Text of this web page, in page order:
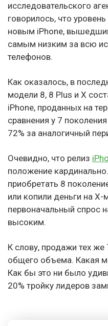
исследовательского
говорилось, что
новым iPhone,
самым низким за всю
телефонов.
Как оказалось, в
модели 8, 8 Plus и X
iPhone, проданных на
сравнения у 7
72% за аналогичный
Очевидно, что релиз
положение
приобретать 8
или копили деньги на
первоначальный спрос
высоким.
К слову, продажи тех же
общего объема. Какая
Как бы это ни было
20% тройку лидеров